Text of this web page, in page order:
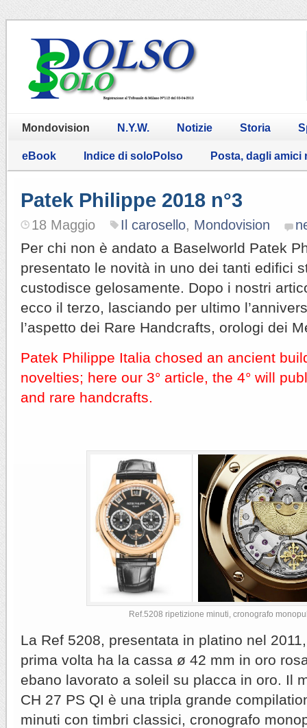
Mondovision N.Y.W. Notizie Storia
eBook Indice di soloPolso Posta, dagli amici
Patek Philippe 2018 n°3
18 Maggio Il carosello, Mondovision
Per chi non è andato a Baselworld Patek
presentato le novità in uno dei tanti edifici
custodisce gelosamente. Dopo i nostri
ecco il terzo, lasciando per ultimo
l’aspetto dei Rare Handcrafts, orologi dei
Patek Philippe Italia chosed an ancient
novelties; here our 3° article, the 4° will
and rare handcrafts.
Ref.5208 ripetizione minuti, cronografo
La Ref 5208, presentata in platino nel
prima volta ha la cassa ø 42 mm in oro
ebano lavorato a soleil su placca in oro. Il
CH 27 PS QI è una tripla grande
minuti con timbri classici, cronografo